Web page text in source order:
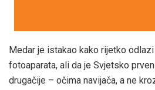
Medar je istakao kako rijetko
fotoaparata, ali da je Svjetsko
drugačije – očima navijača, a ne